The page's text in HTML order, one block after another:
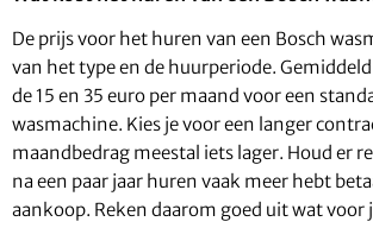
De prijs voor het huren van een Bosch
van het type en de huurperiode.
de 15 en 35 euro per maand voor een
wasmachine. Kies je voor een langer
maandbedrag meestal iets lager. Houd er
na een paar jaar huren vaak meer hebt
aankoop. Reken daarom goed uit wat voor